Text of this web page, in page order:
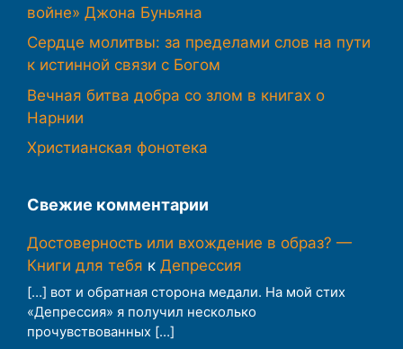
войне» Джона Буньяна
Сердце молитвы: за пределами слов на пути
к истинной связи с Богом
Вечная битва добра со злом в книгах о
Нарнии
Христианская фонотека
Свежие комментарии
Достоверность или вхождение в образ? —
Книги для тебя к Депрессия
[…] вот и обратная сторона медали. На мой стих
«Депрессия» я получил несколько
прочувствованных […]